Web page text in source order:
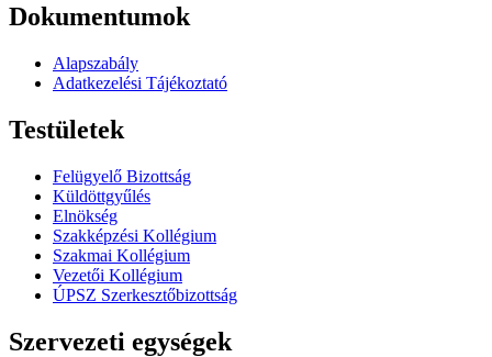
Dokumentumok
Alapszabály
Adatkezelési Tájékoztató
Testületek
Felügyelő Bizottság
Küldöttgyűlés
Elnökség
Szakképzési Kollégium
Szakmai Kollégium
Vezetői Kollégium
ÚPSZ Szerkesztőbizottság
Szervezeti egységek